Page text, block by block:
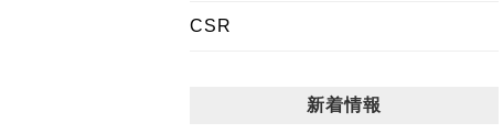
CSR
新着情報